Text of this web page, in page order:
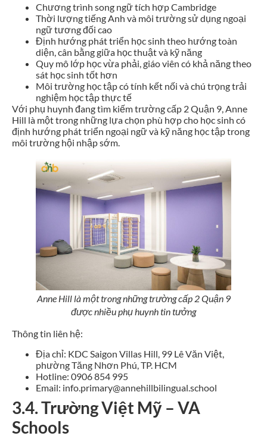
Chương trình song ngữ tích hợp Cambridge
Thời lượng tiếng Anh và môi trường sử dụng ngoại
ngữ tương đối cao
Định hướng phát triển học sinh theo hướng toàn
diện, cân bằng giữa học thuật và kỹ năng
Quy mô lớp học vừa phải, giáo viên có khả năng theo
sát học sinh tốt hơn
Môi trường học tập có tính kết nối và chú trọng trải
nghiệm học tập thực tế
Với phụ huynh đang tìm kiếm trường cấp 2 Quận 9, Anne
Hill là một trong những lựa chọn phù hợp cho học sinh có
định hướng phát triển ngoại ngữ và kỹ năng học tập trong
môi trường hội nhập sớm.
Anne Hill là một trong những trường cấp 2 Quận 9
được nhiều phụ huynh tin tưởng
Thông tin liên hệ:
Địa chỉ: KDC Saigon Villas Hill, 99 Lê Văn Việt,
phường Tăng Nhơn Phú, TP. HCM
Hotline: 0906 854 995
Email: info.primary@annehillbilingual.school
3.4. Trường Việt Mỹ – VA
Schools